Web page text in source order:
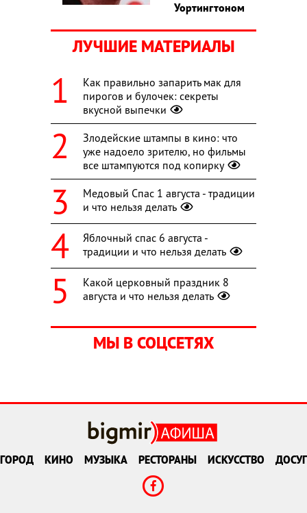
Уортингтоном
ЛУЧШИЕ МАТЕРИАЛЫ
Как правильно запарить мак для
пирогов и булочек: секреты
вкусной выпечки
Злодейские штампы в кино: что
уже надоело зрителю, но фильмы
все штампуются под копирку
Медовый Спас 1 августа - традиции
и что нельзя делать
Яблочный спас 6 августа -
традиции и что нельзя делать
Какой церковный праздник 8
августа и что нельзя делать
МЫ В СОЦСЕТЯХ
ГОРОД КИНО МУЗЫКА РЕСТОРАНЫ ИСКУССТВО ДОСУГ